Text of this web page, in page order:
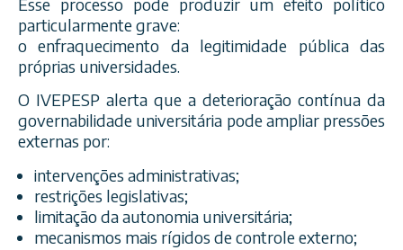
particularmente grave:
o enfraquecimento da legitimidade pública das
próprias universidades.
O IVEPESP alerta que a deterioração contínua da
governabilidade universitária pode ampliar pressões
externas por:
intervenções administrativas;
restrições legislativas;
limitação da autonomia universitária;
mecanismos mais rígidos de controle externo;